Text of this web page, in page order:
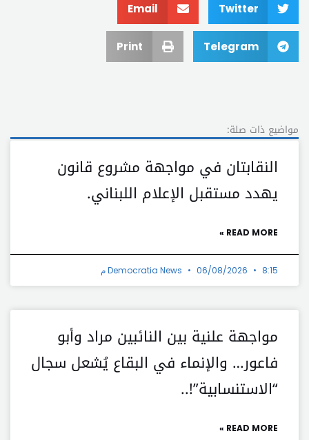
Twitter
Email
Telegram
Print
مواضيع ذات صلة:
النقابتان في مواجهة مشروع قانون
يهدد مستقبل الإعلام اللبناني.
READ MORE »
Democratia News 06/08/2026 8:15 م
مواجهة علنية بين النائبين مراد وأبو
فاعور… والإنماء في البقاع يُشعل سجال
“الاستنسابية”!..
READ MORE »